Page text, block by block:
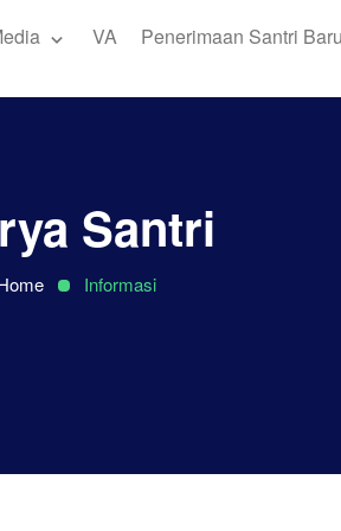
VA Penerimaan Santri Baru
Santri
Informasi